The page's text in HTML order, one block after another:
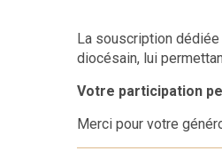
La souscription
diocésain, lui
Votre participation
Merci pour votre